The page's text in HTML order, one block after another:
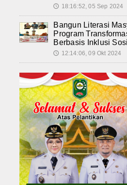
🕔 18:16:52, 05 Sep 2024
Bangun Literasi
Program
Berbasis Inklusi
🕔 12:14:06, 09 Okt 2024